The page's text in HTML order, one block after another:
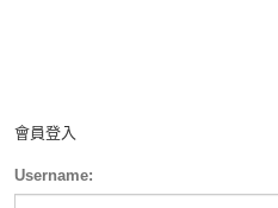
會員登入
Username: